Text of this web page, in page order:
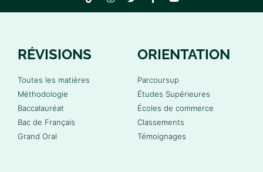
RÉVISIONS
Toutes les matières
Méthodologie
Baccalauréat
Bac de Français
Grand Oral
ORIENTATION
Parcoursup
Études Supérieures
Écoles de commerce
Classements
Témoignages